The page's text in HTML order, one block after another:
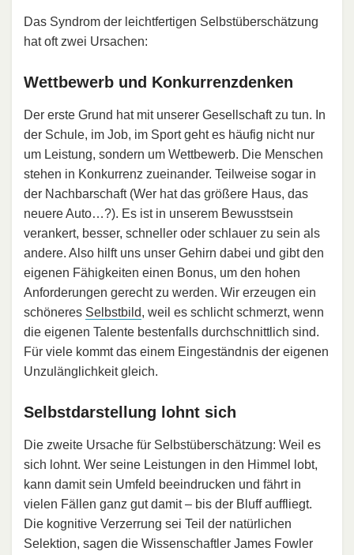
Das Syndrom der leichtfertigen Selbstüberschätzung
hat oft zwei Ursachen:
Wettbewerb und Konkurrenzdenken
Der erste Grund hat mit unserer Gesellschaft zu tun. In
der Schule, im Job, im Sport geht es häufig nicht nur
um Leistung, sondern um Wettbewerb. Die Menschen
stehen in Konkurrenz zueinander. Teilweise sogar in
der Nachbarschaft (Wer hat das größere Haus, das
neuere Auto…?). Es ist in unserem Bewusstsein
verankert, besser, schneller oder schlauer zu sein als
andere. Also hilft uns unser Gehirn dabei und gibt den
eigenen Fähigkeiten einen Bonus, um den hohen
Anforderungen gerecht zu werden. Wir erzeugen ein
schöneres Selbstbild, weil es schlicht schmerzt, wenn
die eigenen Talente bestenfalls durchschnittlich sind.
Für viele kommt das einem Eingeständnis der eigenen
Unzulänglichkeit gleich.
Selbstdarstellung lohnt sich
Die zweite Ursache für Selbstüberschätzung: Weil es
sich lohnt. Wer seine Leistungen in den Himmel lobt,
kann damit sein Umfeld beeindrucken und fährt in
vielen Fällen ganz gut damit – bis der Bluff auffliegt.
Die kognitive Verzerrung sei Teil der natürlichen
Selektion, sagen die Wissenschaftler James Fowler